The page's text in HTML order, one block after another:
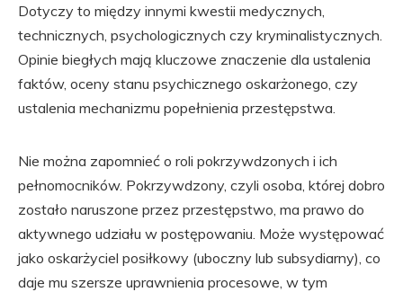
Dotyczy to między innymi kwestii medycznych,
technicznych, psychologicznych czy kryminalistycznych.
Opinie biegłych mają kluczowe znaczenie dla ustalenia
faktów, oceny stanu psychicznego oskarżonego, czy
ustalenia mechanizmu popełnienia przestępstwa.
Nie można zapomnieć o roli pokrzywdzonych i ich
pełnomocników. Pokrzywdzony, czyli osoba, której dobro
zostało naruszone przez przestępstwo, ma prawo do
aktywnego udziału w postępowaniu. Może występować
jako oskarżyciel posiłkowy (uboczny lub subsydiarny), co
daje mu szersze uprawnienia procesowe, w tym